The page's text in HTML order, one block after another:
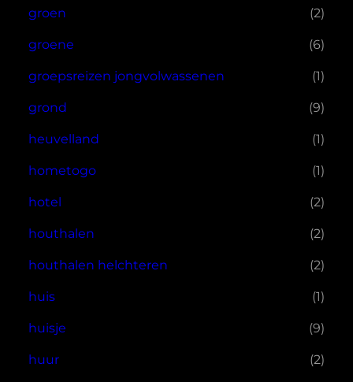
groen (2)
groene (6)
groepsreizen jongvolwassenen (1)
grond (9)
heuvelland (1)
hometogo (1)
hotel (2)
houthalen (2)
houthalen helchteren (2)
huis (1)
huisje (9)
huur (2)